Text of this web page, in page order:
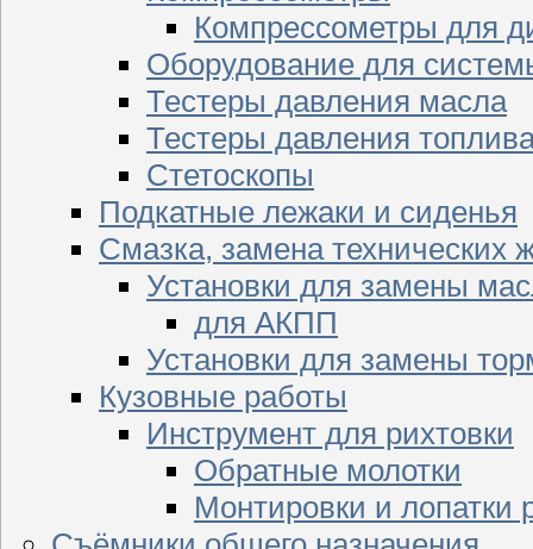
Компрессометры для
Оборудование для
Тестеры давления масла
Тестеры давления
Стетоскопы
Подкатные лежаки и сиденья
Смазка, замена технических
Установки для замены
для АКПП
Установки для замены
Кузовные работы
Инструмент для рихтовки
Обратные молотки
Монтировки и лопатки